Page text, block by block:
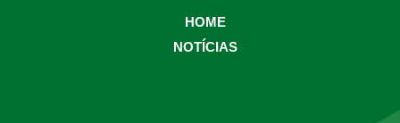
HOME
NOTÍCIAS